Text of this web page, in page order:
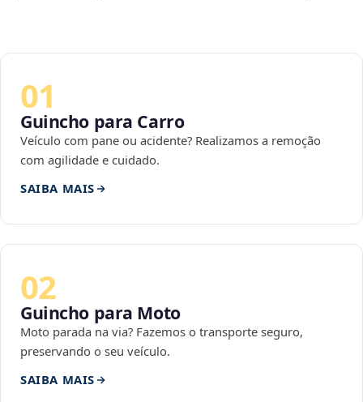
01
Guincho para Carro
Veículo com pane ou acidente? Realizamos a remoção
com agilidade e cuidado.
SAIBA MAIS
02
Guincho para Moto
Moto parada na via? Fazemos o transporte seguro,
preservando o seu veículo.
SAIBA MAIS